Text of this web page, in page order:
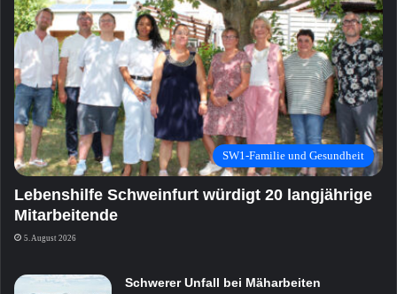
SW1-Familie und Gesundheit
Lebenshilfe Schweinfurt würdigt 20 langjährige
Mitarbeitende
5. August 2026
Schwerer Unfall bei Mäharbeiten